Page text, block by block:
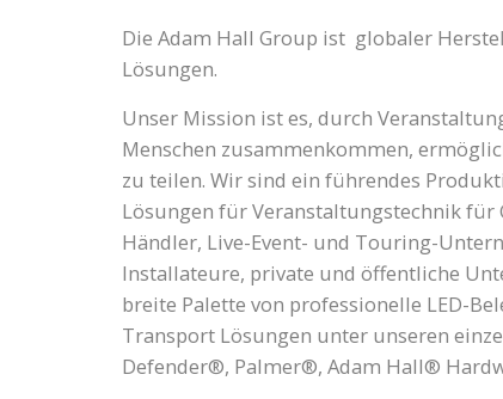
Die Adam Hall Group ist globaler
Lösungen.
Unser Mission ist es, durch
Menschen zusammenkommen,
zu teilen. Wir sind ein führendes
Lösungen für Veranstaltungstechnik für
Händler, Live-Event- und Touring-
Installateure, private und öffentliche
breite Palette von professionelle LED-
Transport Lösungen unter unseren
Defender®, Palmer®, Adam Hall®